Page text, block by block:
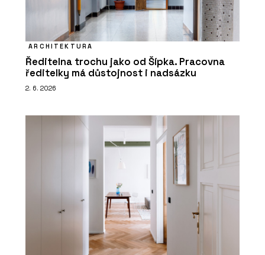
ARCHITEKTURA
Ředitelna trochu jako od Šípka. Pracovna
ředitelky má důstojnost i nadsázku
2. 6. 2026